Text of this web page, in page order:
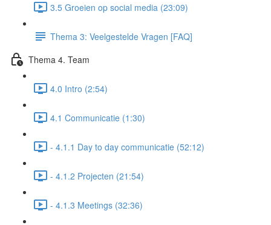
3.5 Groeien op social media (23:09)
Thema 3: Veelgestelde Vragen [FAQ]
Thema 4. Team
4.0 Intro (2:54)
4.1 Communicatie (1:30)
- 4.1.1 Day to day communicatie (52:12)
- 4.1.2 Projecten (21:54)
- 4.1.3 Meetings (32:36)